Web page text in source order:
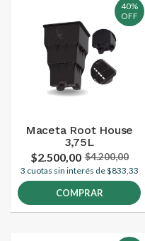
40%
OFF
Maceta Root House
3,75L
$2.500,00 $4.200,00
3 cuotas sin interés de $833,33
COMPRAR